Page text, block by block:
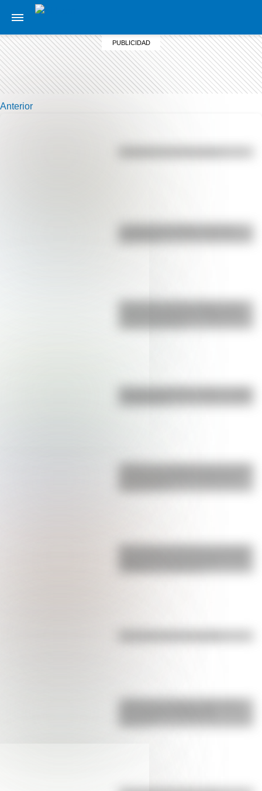
Anterior
Efemérides del 6 de agosto: tres
Bandera de Bolivia: historia, origen
¿Sabías que Argentina tuvo la torre
San Clemente del Tuyú: conocé la
¿Sabías que Buenos Aires tiene
Romano?